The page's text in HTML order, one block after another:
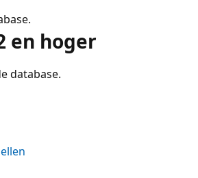
en hoger
database.